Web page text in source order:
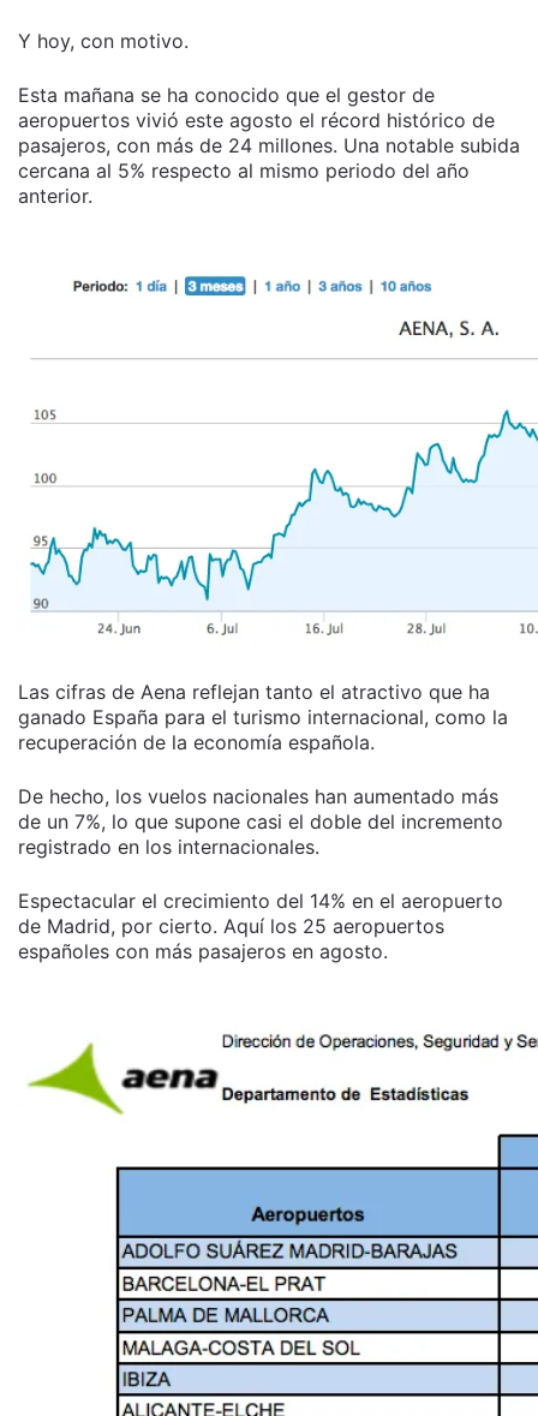
Y hoy, con motivo.
Esta mañana se ha conocido que el gestor de
aeropuertos vivió este agosto el récord histórico de
pasajeros, con más de 24 millones. Una notable subida
cercana al 5% respecto al mismo periodo del año
anterior.
Las cifras de Aena reflejan tanto el atractivo que ha
ganado España para el turismo internacional, como la
recuperación de la economía española.
De hecho, los vuelos nacionales han aumentado más
de un 7%, lo que supone casi el doble del incremento
registrado en los internacionales.
Espectacular el crecimiento del 14% en el aeropuerto
de Madrid, por cierto. Aquí los 25 aeropuertos
españoles con más pasajeros en agosto.